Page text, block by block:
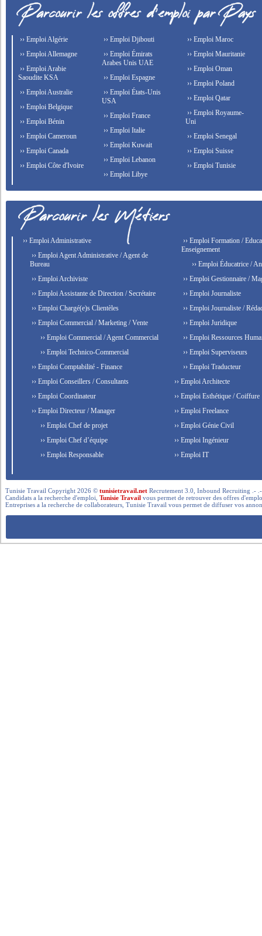
›› Emploi Algérie
›› Emploi Allemagne
›› Emploi Arabie
Saoudite KSA
›› Emploi Australie
›› Emploi Belgique
›› Emploi Bénin
›› Emploi Cameroun
›› Emploi Canada
›› Emploi Côte d'Ivoire
›› Emploi Djibouti
›› Emploi Émirats
Arabes Unis UAE
›› Emploi Espagne
›› Emploi États-Unis
USA
›› Emploi France
›› Emploi Italie
›› Emploi Kuwait
›› Emploi Lebanon
›› Emploi Libye
›› Emploi Maroc
›› Emploi Mauritanie
›› Emploi Oman
›› Emploi Poland
›› Emploi Qatar
›› Emploi Royaume-
Uni
›› Emploi Senegal
›› Emploi Suisse
›› Emploi Tunisie
›› Emploi Administrative
›› Emploi Agent Administrative / Agent de
Bureau
›› Emploi Archiviste
›› Emploi Assistante de Direction / Secrétaire
›› Emploi Chargé(e)s Clientèles
›› Emploi Commercial / Marketing / Vente
›› Emploi Commercial / Agent Commercial
›› Emploi Technico-Commercial
›› Emploi Comptabilité - Finance
›› Emploi Conseillers / Consultants
›› Emploi Coordinateur
›› Emploi Directeur / Manager
›› Emploi Chef de projet
›› Emploi Chef d’équipe
›› Emploi Responsable
›› Emploi Formation /
Enseignement
›› Emploi Éducatrice /
›› Emploi Gestionnaire /
›› Emploi Journaliste
›› Emploi Journaliste /
›› Emploi Juridique
›› Emploi Ressources
›› Emploi Superviseurs
›› Emploi Traducteur
›› Emploi Architecte
›› Emploi Esthétique / Coiffure
›› Emploi Freelance
›› Emploi Génie Civil
›› Emploi Ingénieur
›› Emploi IT
Tunisie Travail Copyright 2026 ©tunisietravail.net Recrutement 3.0, Inbound Recruiting .-
Candidats a la recherche d'emploi,Tunisie Travail vous permet de retrouver des offres
Entreprises a la recherche de collaborateurs, Tunisie Travail vous permet de diffuser vos